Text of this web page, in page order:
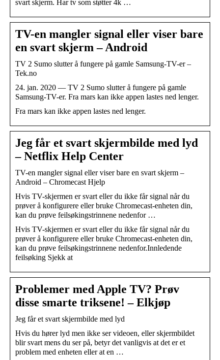
svart skjerm. Har tv som støtter 4k …
TV-en mangler signal eller viser bare
en svart skjerm – Android
TV 2 Sumo slutter å fungere på gamle Samsung-TV-er –
Tek.no
24. jan. 2020 — TV 2 Sumo slutter å fungere på gamle
Samsung-TV-er. Fra mars kan ikke appen lastes ned lenger.
Fra mars kan ikke appen lastes ned lenger.
Jeg får et svart skjermbilde med lyd
– Netflix Help Center
TV-en mangler signal eller viser bare en svart skjerm –
Android – Chromecast Hjelp
Hvis TV-skjermen er svart eller du ikke får signal når du
prøver å konfigurere eller bruke Chromecast-enheten din,
kan du prøve feilsøkingstrinnene nedenfor …
Hvis TV-skjermen er svart eller du ikke får signal når du
prøver å konfigurere eller bruke Chromecast-enheten din,
kan du prøve feilsøkingstrinnene nedenfor.Innledende
feilsøking Sjekk at
Problemer med Apple TV? Prøv
disse smarte triksene! – Elkjøp
Jeg får et svart skjermbilde med lyd
Hvis du hører lyd men ikke ser videoen, eller skjermbildet
blir svart mens du ser på, betyr det vanligvis at det er et
problem med enheten eller at en …